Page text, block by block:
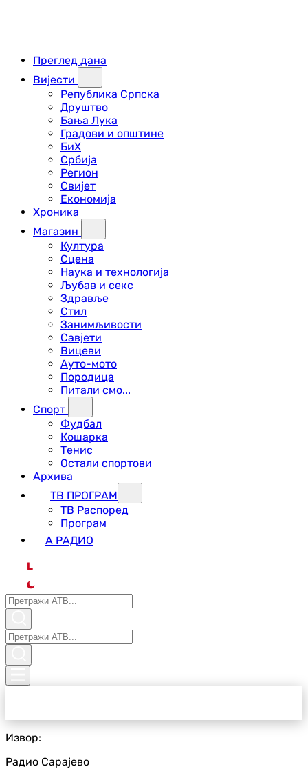
Преглед дана
Вијести
Република Српска
Друштво
Бања Лука
Градови и општине
БиХ
Србија
Регион
Свијет
Економија
Хроника
Магазин
Култура
Сцена
Наука и технологија
Љубав и секс
Здравље
Стил
Занимљивости
Савјети
Вицеви
Ауто-мото
Породица
Питали смо...
Спорт
Фудбал
Кошарка
Тенис
Остали спортови
Архива
ТВ ПРОГРАМ
ТВ Распоред
Програм
А РАДИО
L
Извор:
Радио Сарајево